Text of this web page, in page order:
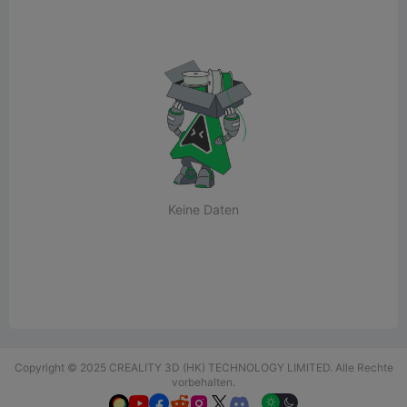
Keine Daten
Copyright © 2025 CREALITY 3D (HK) TECHNOLOGY LIMITED. Alle Rechte
vorbehalten.
   